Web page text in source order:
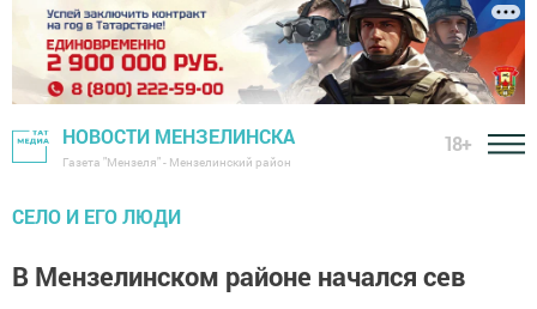
НОВОСТИ МЕНЗЕЛИНСКА
Газета "Мензеля" - Мензелинский район
18+
СЕЛО И ЕГО ЛЮДИ
В Мензелинском районе начался сев